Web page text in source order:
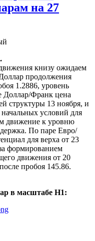
на 27
книзу ожидаем
продолжения
1.2886, уровень
Доллар/Франк цена
структуры 13 ноября, и
условий для
движение к уровню
По паре Евро/
для верха от 23
формированием
движения от 20
пробоя 145.86.
в масштабе Н1: